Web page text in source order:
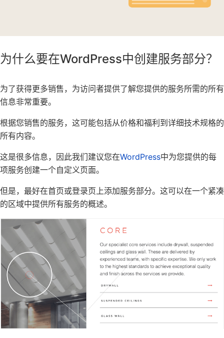
为什么要在WordPress中创建服务部分？
为了获得更多销售，为访问者提供了解您提供的服务所需的所有
信息非常重要。
根据您销售的服务，这可能包括从价格和福利到详细技术规格的
所有内容。
这是很多信息，因此我们建议您在WordPress中为您提供的每
项服务创建一个自定义页面。
但是，最好在首页或登录页上添加服务部分。这可以在一个紧凑
的区域中提供所有服务的概述。